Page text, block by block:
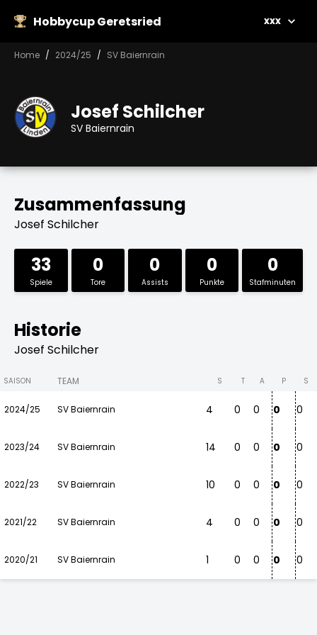
Hobbycup Geretsried xxx
Home 2024/25 SV Baiernrain
Josef Schilcher
SV Baiernrain
Zusammenfassung
Josef Schilcher
33
Spiele
0
Tore
0
Assists
0
Punkte
0
Stafminuten
Historie
Josef Schilcher
SAISON TEAM S T A P S
2024/25 SV Baiernrain 4 0 0 0 0
2023/24 SV Baiernrain 14 0 0 0 0
2022/23 SV Baiernrain 10 0 0 0 0
2021/22 SV Baiernrain 4 0 0 0 0
2020/21 SV Baiernrain 1 0 0 0 0